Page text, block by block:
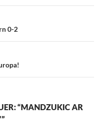
0-2
“MANDZUKIC AR